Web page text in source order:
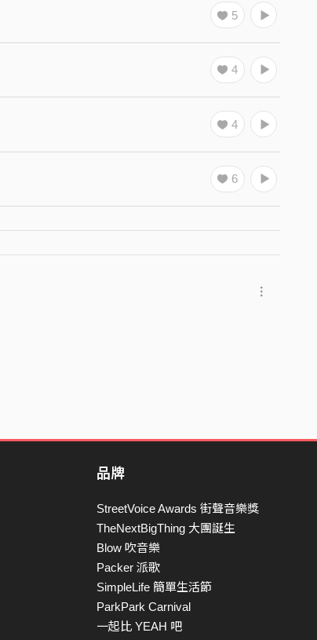
5
4
4
6
品牌
StreetVoice Awards 街聲音樂獎
TheNextBigThing 大團誕生
Blow 吹音樂
Packer 派歌
SimpleLife 簡單生活節
ParkPark Carnival
一起比 YEAH 吧